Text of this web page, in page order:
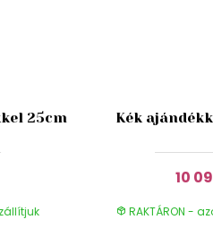
25cm Kék
10
RAKTÁRON -